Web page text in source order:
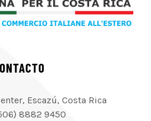
Escazú, Costa Rica
8882 9450